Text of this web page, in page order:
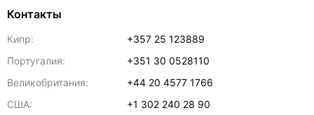
Контакты
Кипр:
+357 25 123889
Португалия:
+351 30 0528110
Великобритания:
+44 20 4577 1766
США:
+1 302 240 28 90